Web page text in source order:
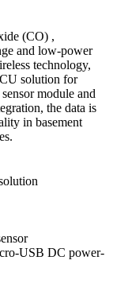
(CO) ,
and low-power
technology,
solution for
module and
the data is
in basement
USB DC power-